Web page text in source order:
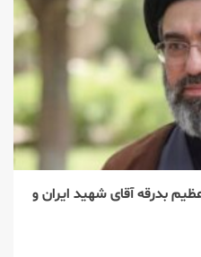
بدرقه آقای شهید ایران و